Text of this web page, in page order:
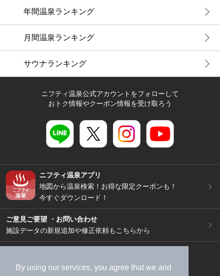
By using our services, you agree that we and
年間温泉ランキング
月間温泉ランキング
サウナランキング
ニフティ温泉公式アカウントをフォローして
おトク情報やクーポン情報を受け取ろう
ニフティ温泉アプリ
地図から温泉検索！お得な限定クーポンも！
今すぐダウンロード！
ご意見ご要望 ・お問い合わせ
施設データの新規追加や修正依頼もこちらから
加盟店募集（資料請求）
広告出稿のご案内